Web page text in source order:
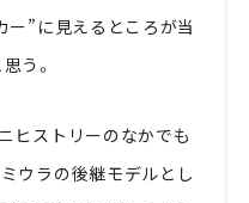
ー”に見えるところが当
う。
ヒストリーのなかでも
ウラの後継モデルとし